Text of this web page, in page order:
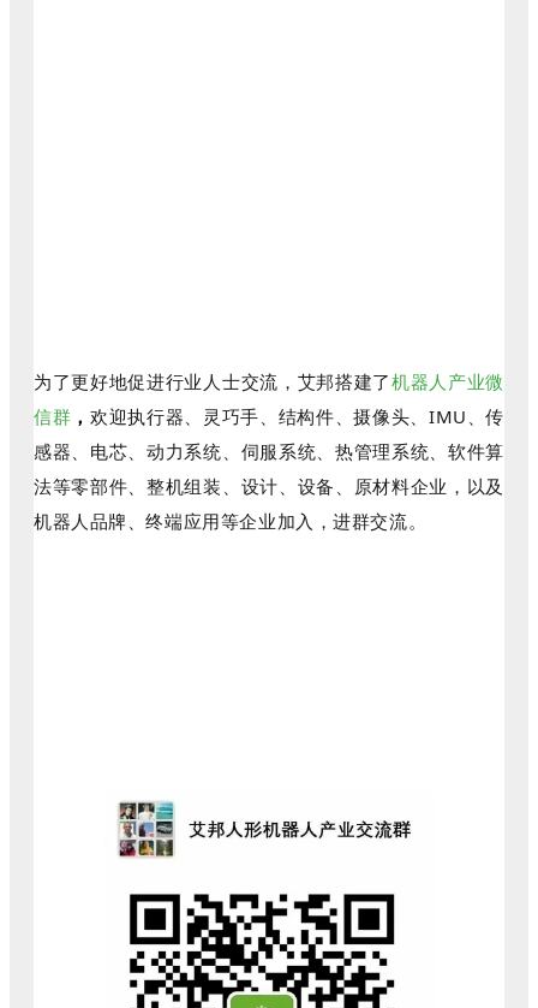
为了更好地促进行业人士交流，艾邦搭建了机器人产业微
信群 ， 欢迎执行器、灵巧手、结构件、摄像头、IMU、传
感器、电芯、动力系统、伺服系统、热管理系统、软件算
法等零部件、整机组装、设计、设备、原材料企业，以及
机器人品牌、终端应用等企业加入，进群交流。